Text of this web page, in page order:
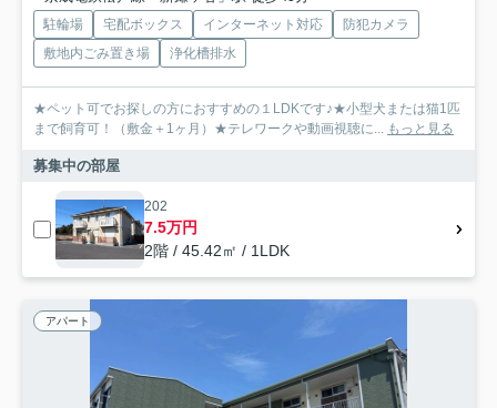
駐輪場 宅配ボックス インターネット対応
防犯カメラ
敷地内ごみ置き場
浄化槽排水
★ペット可でお探しの方におすすめの１LDKです♪★小型犬または猫1匹
まで飼育可！（敷金＋1ヶ月）★テレワークや動画視聴に... もっと見る
募集中の部屋
202
7.5万円
2階 / 45.42㎡ / 1LDK
アパート